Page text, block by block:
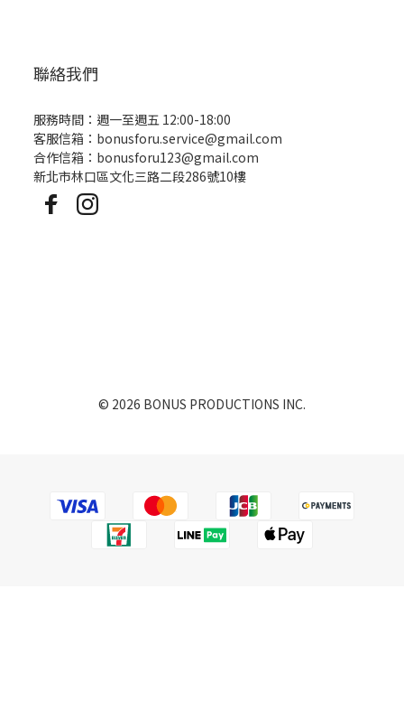
聯絡我們
服務時間：週一至週五 12:00-18:00
客服信箱：bonusforu.service@gmail.com
合作信箱：bonusforu123@gmail.com
新北市林口區文化三路二段286號10樓
© 2026 BONUS PRODUCTIONS INC.